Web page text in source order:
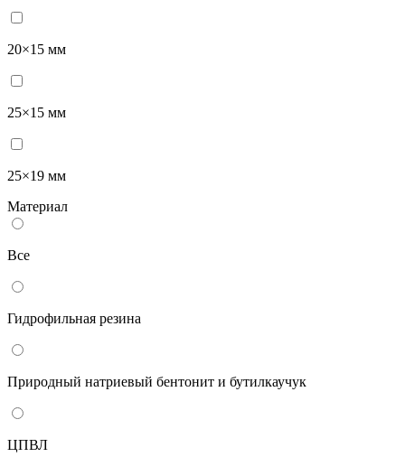
20×15 мм
25×15 мм
25×19 мм
Материал
Все
Гидрофильная резина
Природный натриевый бентонит и бутилкаучук
ЦПВЛ